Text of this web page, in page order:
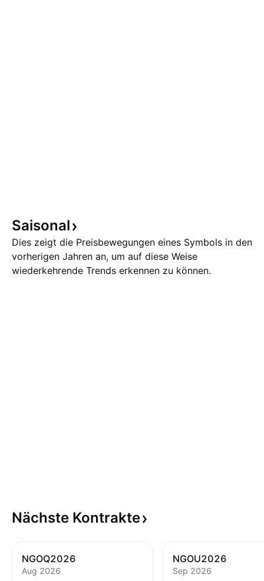
Saisonal
Dies zeigt die Preisbewegungen eines Symbols in den
vorherigen Jahren an, um auf diese Weise
wiederkehrende Trends erkennen zu können.
Nächste Kontrakte
NGOQ2026
Aug 2026
NGOU2026
Sep 2026